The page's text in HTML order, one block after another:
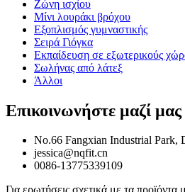
Ζώνη ισχίου
Μίνι λουράκι βρόχου
Εξοπλισμός γυμναστικής
Σειρά Γιόγκα
Εκπαίδευση σε εξωτερικούς
Σωλήνας από λάτεξ
Άλλοι
Επικοινωνήστε μαζί μας
No.66 Fangxian Industrial Park,
jessica@nqfit.cn
0086-13775339109